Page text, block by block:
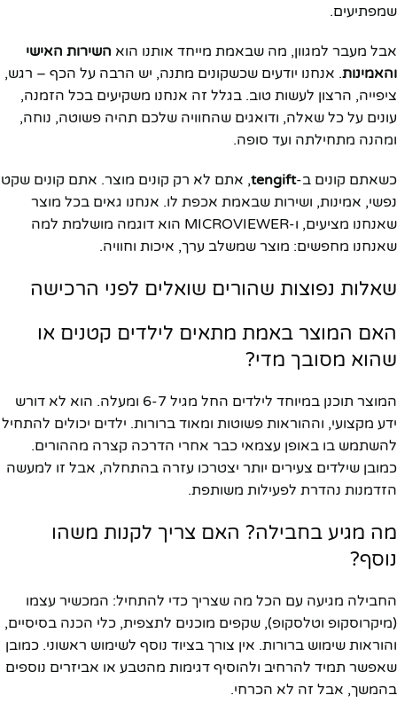
שמפתיעים.
אבל מעבר למגוון, מה שבאמת מייחד אותנו הוא השירות האישי
והאמינות. אנחנו יודעים שכשקונים מתנה, יש הרבה על הכף – רגש,
ציפייה, הרצון לעשות טוב. בגלל זה אנחנו משקיעים בכל הזמנה,
עונים על כל שאלה, ודואגים שהחוויה שלכם תהיה פשוטה, נוחה,
ומהנה מתחילתה ועד סופה.
כשאתם קונים ב-tengift, אתם לא רק קונים מוצר. אתם קונים שקט
נפשי, אמינות, ושירות שבאמת אכפת לו. אנחנו גאים בכל מוצר
שאנחנו מציעים, ו-MICROVIEWER הוא דוגמה מושלמת למה
שאנחנו מחפשים: מוצר שמשלב ערך, איכות וחוויה.
שאלות נפוצות שהורים שואלים לפני הרכישה
האם המוצר באמת מתאים לילדים קטנים או
שהוא מסובך מדי?
המוצר תוכנן במיוחד לילדים החל מגיל 6-7 ומעלה. הוא לא דורש
ידע מקצועי, וההוראות פשוטות ומאוד ברורות. ילדים יכולים להתחיל
להשתמש בו באופן עצמאי כבר אחרי הדרכה קצרה מההורים.
כמובן שילדים צעירים יותר יצטרכו עזרה בהתחלה, אבל זו למעשה
הזדמנות נהדרת לפעילות משותפת.
מה מגיע בחבילה? האם צריך לקנות משהו
נוסף?
החבילה מגיעה עם הכל מה שצריך כדי להתחיל: המכשיר עצמו
(מיקרוסקופ וטלסקופ), שקפים מוכנים לתצפית, כלי הכנה בסיסיים,
והוראות שימוש ברורות. אין צורך בציוד נוסף לשימוש ראשוני. כמובן
שאפשר תמיד להרחיב ולהוסיף דגימות מהטבע או אביזרים נוספים
בהמשך, אבל זה לא הכרחי.